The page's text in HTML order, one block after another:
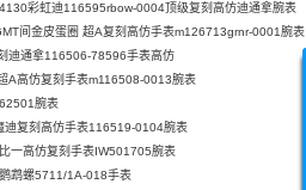
彩虹迪116595rbow-0004顶级复刻高仿迪通拿腕表
间金皮蛋圈 超A复刻高仿手表m126713grnr-0001腕表
迪通拿116506-78596手表高仿
A高仿复刻手表m116508-0013腕表
腕表
迪复刻高仿手表116519-0104腕表
一高仿复刻手表IW501705腕表
鹉螺5711/1A-018手表